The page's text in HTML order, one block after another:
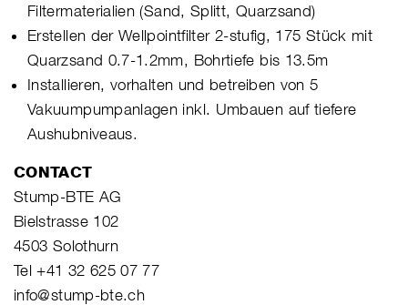
Filtermaterialien (Sand, Splitt, Quarzsand)
Erstellen der Wellpointfilter 2-stufig, 175 Stück mit
Quarzsand 0.7-1.2mm, Bohrtiefe bis 13.5m
Installieren, vorhalten und betreiben von 5
Vakuumpumpanlagen inkl. Umbauen auf tiefere
Aushubniveaus.
CONTACT
Stump-BTE AG
Bielstrasse 102
4503 Solothurn
Tel +41 32 625 07 77
info@stump-bte.ch